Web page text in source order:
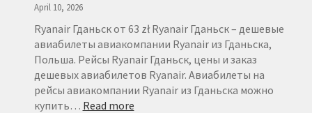
April 10, 2026
Ryanair Гданьск от 63 zł Ryanair Гданьск – дешевые
авиабилеты авиакомпании Ryanair из Гданьска,
Польша. Рейсы Ryanair Гданьск, цены и заказ
дешевых авиабилетов Ryanair. Авиабилеты на
рейсы авиакомпании Ryanair из Гданьска можно
купить… Read more: